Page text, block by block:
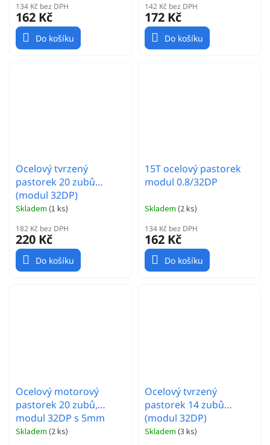
134 Kč bez DPH
162 Kč
Do košíku
142 Kč bez DPH
172 Kč
Do košíku
Ocelový tvrzený
pastorek 20 zubů
(modul 32DP)
Skladem (1 ks)
182 Kč bez DPH
220 Kč
Do košíku
15T ocelový pastorek
modul 0.8/32DP
Skladem (2 ks)
134 Kč bez DPH
162 Kč
Do košíku
Ocelový motorový
pastorek 20 zubů,
modul 32DP s 5mm
vrtáním a 3,17mm
Skladem (2 ks)
Ocelový tvrzený
pastorek 14 zubů
(modul 32DP)
Skladem (3 ks)